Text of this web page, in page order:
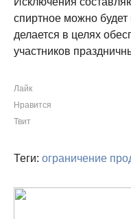
спиртное можно
делается в целях
участников
Лайк
Нравится
Твит
Теги: ограничение